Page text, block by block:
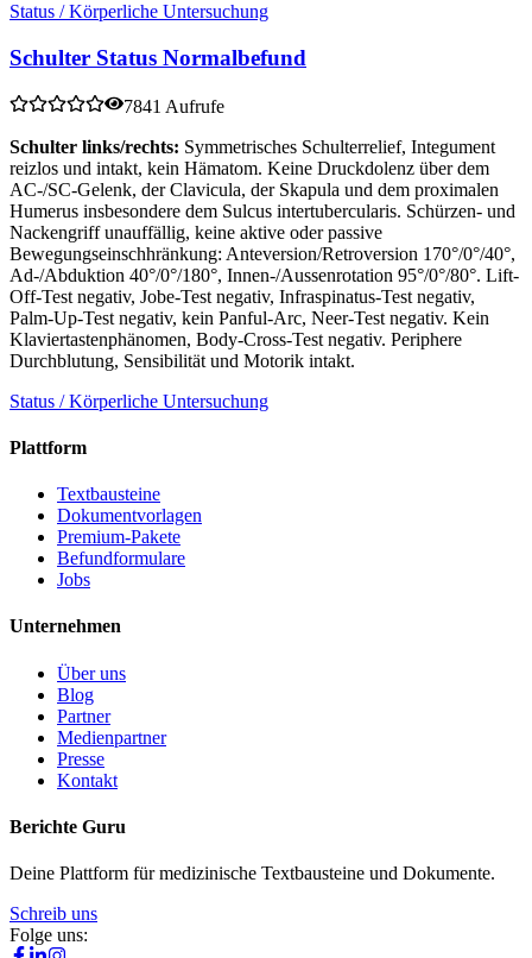
Status / Körperliche Untersuchung
Schulter Status Normalbefund
7841 Aufrufe
Schulter links/rechts: Symmetrisches Schulterrelief, Integument
reizlos und intakt, kein Hämatom. Keine Druckdolenz über dem
AC-/SC-Gelenk, der Clavicula, der Skapula und dem proximalen
Humerus insbesondere dem Sulcus intertubercularis. Schürzen- und
Nackengriff unauffällig, keine aktive oder passive
Bewegungseinschhränkung: Anteversion/Retroversion 170°/0°/40°,
Ad-/Abduktion 40°/0°/180°, Innen-/Aussenrotation 95°/0°/80°. Lift-
Off-Test negativ, Jobe-Test negativ, Infraspinatus-Test negativ,
Palm-Up-Test negativ, kein Panful-Arc, Neer-Test negativ. Kein
Klaviertastenphänomen, Body-Cross-Test negativ. Periphere
Durchblutung, Sensibilität und Motorik intakt.
Status / Körperliche Untersuchung
Plattform
Textbausteine
Dokumentvorlagen
Premium-Pakete
Befundformulare
Jobs
Unternehmen
Über uns
Blog
Partner
Medienpartner
Presse
Kontakt
Berichte Guru
Deine Plattform für medizinische Textbausteine und Dokumente.
Schreib uns
Folge uns: